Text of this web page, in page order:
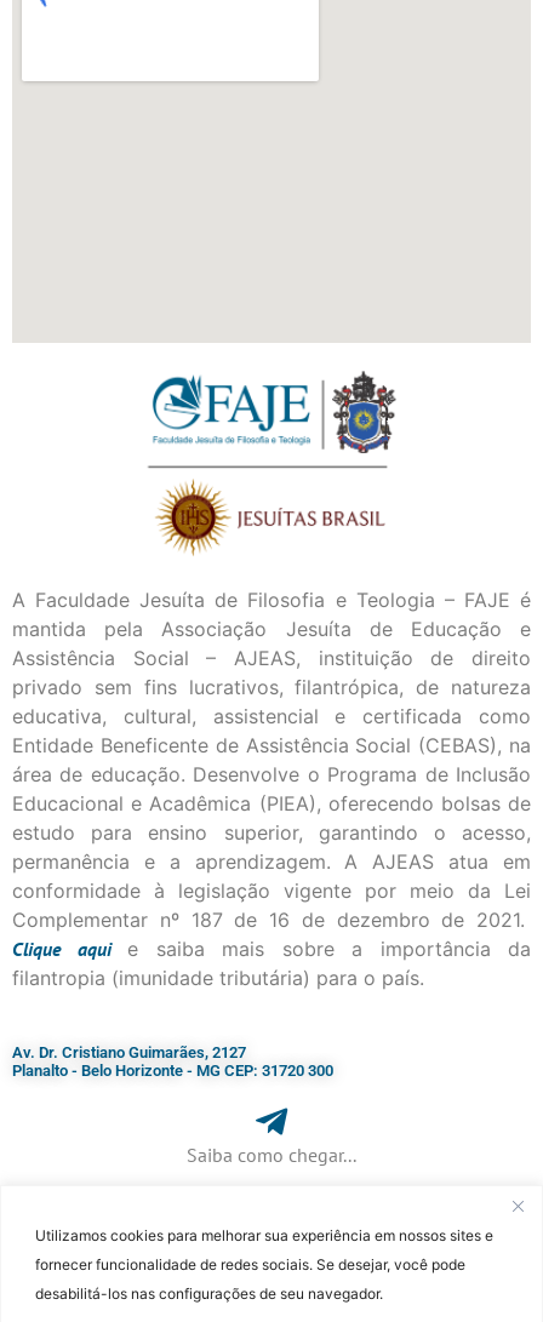
Utilizamos cookies para melhorar sua experiência em nossos sites e
fornecer funcionalidade de redes sociais. Se desejar, você pode
desabilitá-los nas configurações de seu navegador.
A Faculdade Jesuíta de Filosofia e Teologia – FAJE é
mantida pela Associação Jesuíta de Educação e
Assistência Social – AJEAS, instituição de direito
privado sem fins lucrativos, filantrópica, de natureza
educativa, cultural, assistencial e certificada como
Entidade Beneficente de Assistência Social (CEBAS), na
área de educação. Desenvolve o Programa de Inclusão
Educacional e Acadêmica (PIEA), oferecendo bolsas de
estudo para ensino superior, garantindo o acesso,
permanência e a aprendizagem. A AJEAS atua em
conformidade à legislação vigente por meio da Lei
Complementar nº 187 de 16 de dezembro de 2021.
Cliqueaqui
e saiba mais sobre a importância da
filantropia (imunidade tributária) para o país.
Av. Dr. Cristiano Guimarães, 2127
Planalto - Belo Horizonte - MG CEP: 31720 300
Saiba como chegar...
+ 55 (31) 3115-7000​